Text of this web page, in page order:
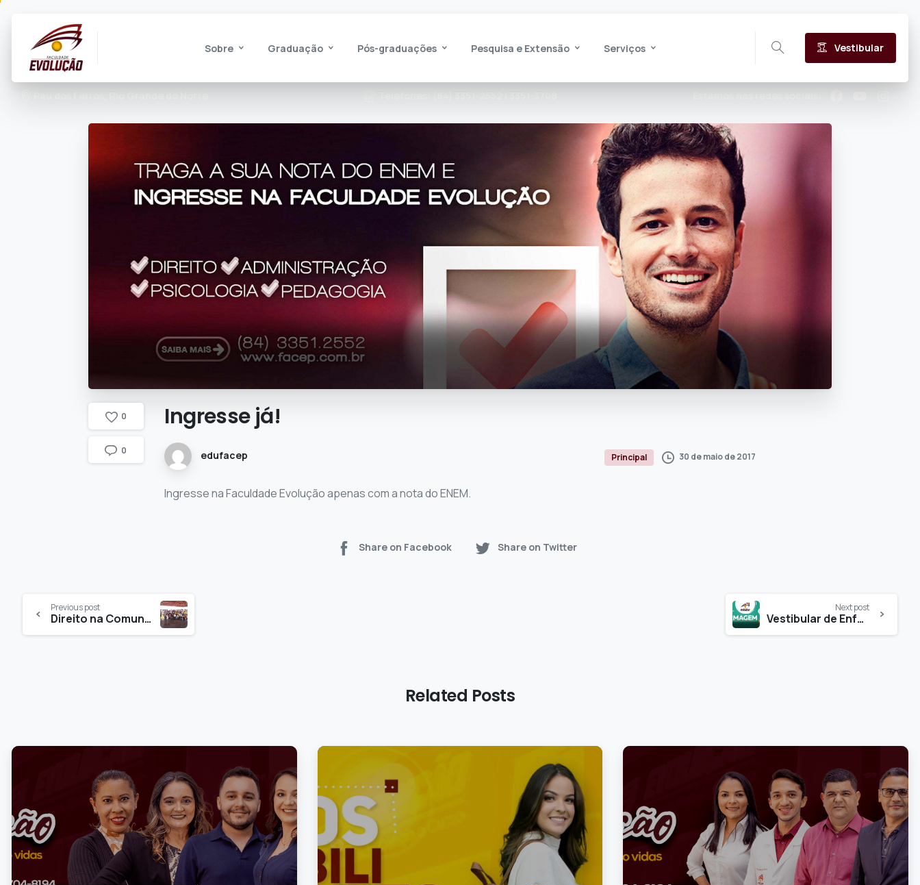
Sobre Graduação Pós-graduações Pesquisa e Extensão Serviços Vestibular
0
0
Ingresse já!
edufacep Principal 30 de maio de 2017
Ingresse na Faculdade Evolução apenas com a nota do ENEM.
Share on Facebook Share on Twitter
Previous post
Direito na Comunidade
Next post
Vestibular de Enfermagem
Related Posts
0 0